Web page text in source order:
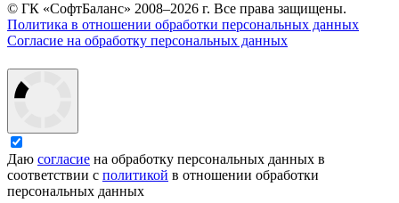
© ГК «СофтБаланс» 2008–2026 г. Все права защищены.
Политика в отношении обработки персональных данных
Согласие на обработку персональных данных
Даю согласие на обработку персональных данных в
соответствии с политикой в отношении обработки
персональных данных